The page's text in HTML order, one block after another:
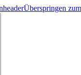
Überspringen